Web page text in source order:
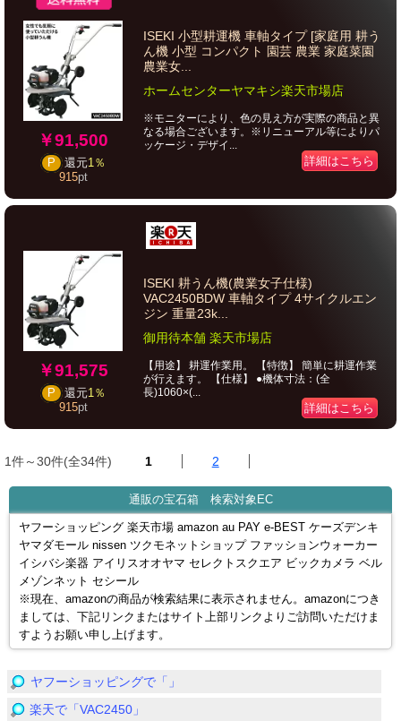
￥91,500
P 還元1％
915pt
ISEKI 小型耕運機 車軸タイプ [家庭用 耕う
ん機 小型 コンパクト 園芸 農業 家庭菜園
農業女...
ホームセンターヤマキシ楽天市場店
※モニターにより、色の見え方が実際の商品と異
なる場合ございます。※リニューアル等によりパ
ッケージ・デザイ...
詳細はこちら
￥91,575
P 還元1％
915pt
ISEKI 耕うん機(農業女子仕様)
VAC2450BDW 車軸タイプ 4サイクルエン
ジン 重量23k...
御用待本舗 楽天市場店
【用途】 耕運作業用。 【特徴】 簡単に耕運作業
が行えます。 【仕様】 ●機体寸法：(全
長)1060×(...
詳細はこちら
1件～30件(全34件) 1 2
通販の宝石箱 検索対象EC
ヤフーショッピング 楽天市場 amazon au PAY e-BEST ケーズデンキ
ヤマダモール nissen ツクモネットショップ ファッションウォーカー
イシバシ楽器 アイリスオオヤマ セレクトスクエア ビックカメラ ベル
メゾンネット セシール
※現在、amazonの商品が検索結果に表示されません。amazonにつき
ましては、下記リンクまたはサイト上部リンクよりご訪問いただけま
すようお願い申し上げます。
ヤフーショッピングで「」
楽天で「VAC2450」